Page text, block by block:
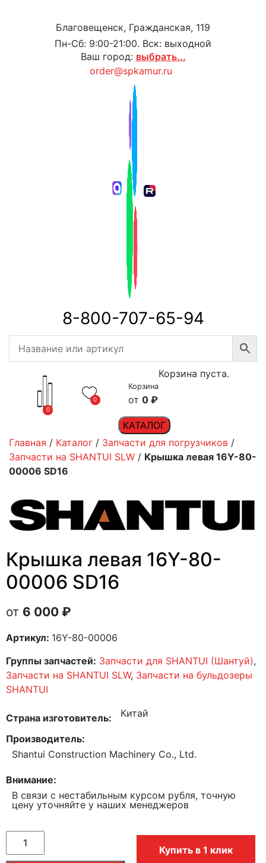
Благовещенск, Гражданская, 119
Пн-Сб: 9:00-21:00. Вск: выходной
Ваш город: выбрать...
order@spkamur.ru
8-800-707-65-94
0
0
Корзина
0 ₽
Корзина пуста.
КАТАЛОГ
Главная / Каталог / Запчасти для погрузчиков /
Запчасти на SHANTUI SLW / Крышка левая 16Y-80-
00006 SD16
Крышка левая 16Y-80-
00006 SD16
6 000 ₽
Артикул: 16Y-80-00006
Группы запчастей: Запчасти для SHANTUI (Шантуй),
Запчасти на SHANTUI SLW, Запчасти на бульдозеры
SHANTUI
Страна изготовитель Китай
Производитель
Shantui Construction Machinery Co., Ltd.
Внимание
В связи с нестабильным курсом рубля, точную
цену уточняйте у наших менеджеров
Купить в 1 клик